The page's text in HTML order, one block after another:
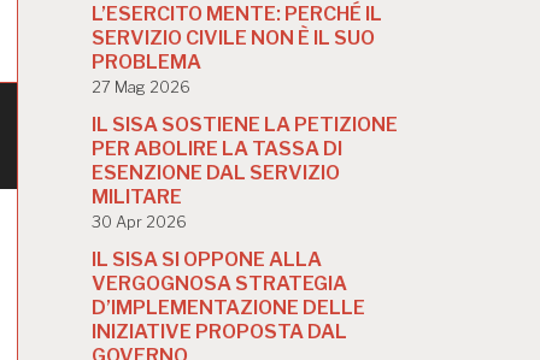
L’ESERCITO MENTE: PERCHÉ IL
SERVIZIO CIVILE NON È IL SUO
PROBLEMA
27 Mag 2026
IL SISA SOSTIENE LA PETIZIONE
PER ABOLIRE LA TASSA DI
ESENZIONE DAL SERVIZIO
MILITARE
30 Apr 2026
IL SISA SI OPPONE ALLA
VERGOGNOSA STRATEGIA
D’IMPLEMENTAZIONE DELLE
INIZIATIVE PROPOSTA DAL